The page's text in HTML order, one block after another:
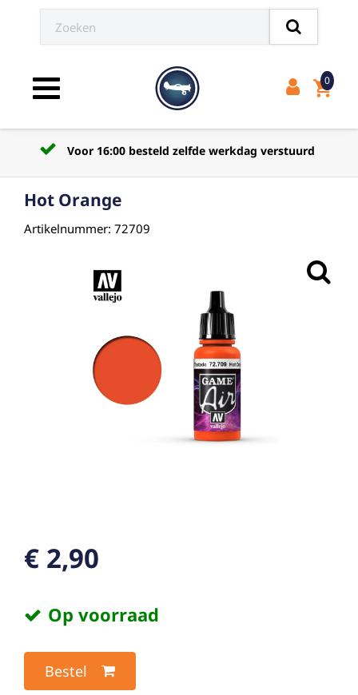
Toggle navigation shopping_cart
0
Voor 16:00 besteld zelfde werkdag verstuurd
Hot Orange
Artikelnummer: 72709
€ 2,90
Op voorraad
Bestel